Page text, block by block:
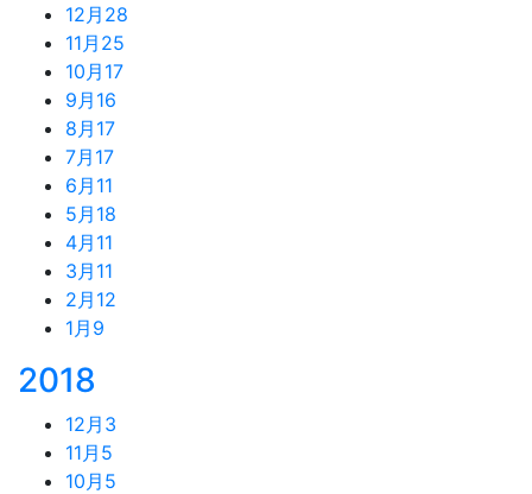
12月 28
11月 25
10月 17
9月 16
8月 17
7月 17
6月 11
5月 18
4月 11
3月 11
2月 12
1月 9
2018
12月 3
11月 5
10月 5